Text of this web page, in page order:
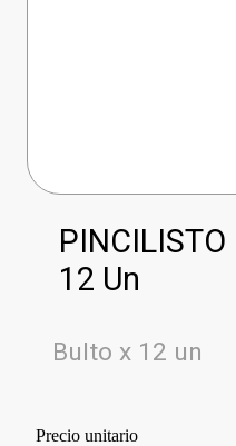
PINCILISTO
12 Un
Bulto x 12 un
Precio unitario